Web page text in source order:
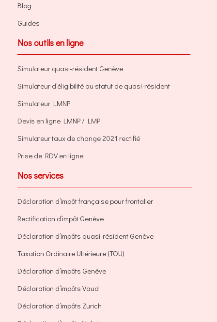
Blog
Guides
Nos outils en ligne
Simulateur quasi-résident Genève
Simulateur d’éligibilité au statut de quasi-résident
Simulateur LMNP
Devis en ligne LMNP / LMP
Simulateur taux de change 2021 rectifié
Prise de RDV en ligne
Nos services
Déclaration d’impôt française pour frontalier
Rectification d’impôt Genève
Déclaration d’impôts quasi-résident Genève
Taxation Ordinaire Ultérieure (TOU)
Déclaration d’impôts Genève
Déclaration d’impôts Vaud
Déclaration d’impôts Zurich